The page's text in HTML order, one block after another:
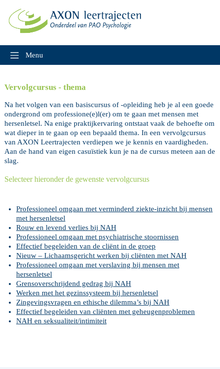
content
Menu
Vervolgcursus - thema
Na het volgen van een basiscursus of -opleiding heb je al een goede
ondergrond om professione(e)l(er) om te gaan met mensen met
hersenletsel. Na enige praktijkervaring ontstaat vaak de behoefte om
wat dieper in te gaan op een bepaald thema. In een vervolgcursus
van AXON Leertrajecten verdiepen we je kennis en vaardigheden.
Aan de hand van eigen casuïstiek kun je na de cursus meteen aan de
slag.
Selecteer hieronder de gewenste vervolgcursus
Professioneel omgaan met verminderd ziekte-inzicht bij mensen
met hersenletsel
Rouw en levend verlies bij NAH
Professioneel omgaan met psychiatrische stoornissen
Effectief begeleiden van de cliënt in de groep
Nieuw – Lichaamsgericht werken bij cliënten met NAH
Professioneel omgaan met verslaving bij mensen met
hersenletsel
Grensoverschrijdend gedrag bij NAH
Werken met het gezinssysteem bij hersenletsel
Zingevingsvragen en ethische dilemma’s bij NAH
Effectief begeleiden van cliënten met geheugenproblemen
NAH en seksualiteit/intimiteit